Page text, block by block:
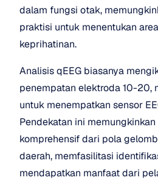
dalam fungsi otak,
praktisi untuk menentukan
keprihatinan.
Analisis qEEG biasanya
penempatan elektroda 10-20,
untuk menempatkan sensor
Pendekatan ini
komprehensif dari pola
daerah, memfasilitasi
mendapatkan manfaat dari